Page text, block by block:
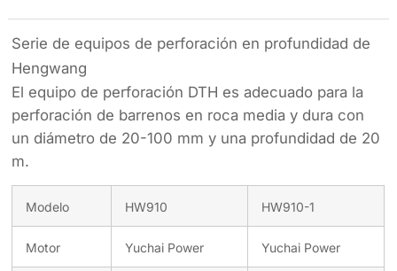
Serie de equipos de perforación en profundidad de
Hengwang
El equipo de perforación DTH es adecuado para la
perforación de barrenos en roca media y dura con
un diámetro de 20-100 mm y una profundidad de 20
m.
Modelo HW910 HW910-1
Motor Yuchai Power Yuchai Power